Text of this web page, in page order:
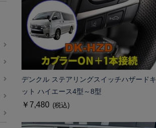
デンクル ステアリングスイッチハザードキ
ット ハイエース4型～8型
￥7,480 (税込)